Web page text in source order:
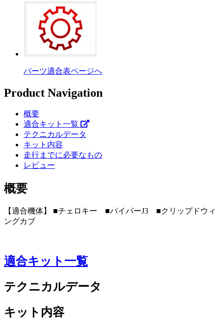
パーツ適合表ページへ
Product Navigation
概要
適合キット一覧
テクニカルデータ
キット内容
走行までに必要なもの
レビュー
概要
【適合機体】 ■チェロキー ■パイパーJ3 ■クリップドウィ
ングカブ
適合キット一覧
テクニカルデータ
キット内容